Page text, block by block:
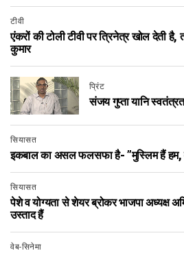
टीवी
एंकरों की टोली टीवी पर त्रिनेत्र खोल देती
कुमार
प्रिंट
संजय गुप्ता यानि
सियासत
इकबाल का असल फलसफा है- ”मुस्लिम हैं हम,
सियासत
पेशे व योग्यता से शेयर ब्रोकर भाजपा अध्यक्ष
उस्ताद हैं
वेब-सिनेमा